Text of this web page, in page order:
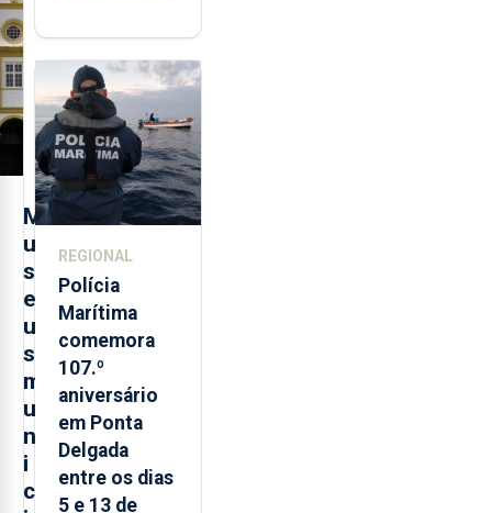
M
u
s
e
u
s
m
u
n
i
c
contraditória"
sobre
evolução
turística
REGIONAL
Polícia
Marítima
comemora
107.º
aniversário
em Ponta
Delgada
entre os dias
5 e 13 de